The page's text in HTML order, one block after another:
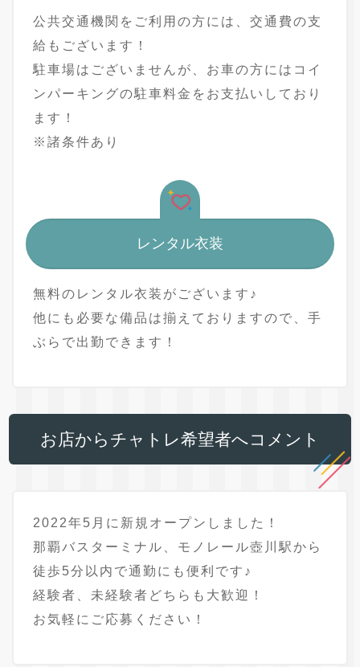
公共交通機関をご利用の方には、交通費の支
給もございます！
駐車場はございませんが、お車の方にはコイ
ンパーキングの駐車料金をお支払いしており
ます！
※諸条件あり
レンタル衣装
無料のレンタル衣装がございます♪
他にも必要な備品は揃えておりますので、手
ぶらで出勤できます！
お店からチャトレ希望者へコメント
2022年5月に新規オープンしました！
那覇バスターミナル、モノレール壺川駅から
徒歩5分以内で通勤にも便利です♪
経験者、未経験者どちらも大歓迎！
お気軽にご応募ください！